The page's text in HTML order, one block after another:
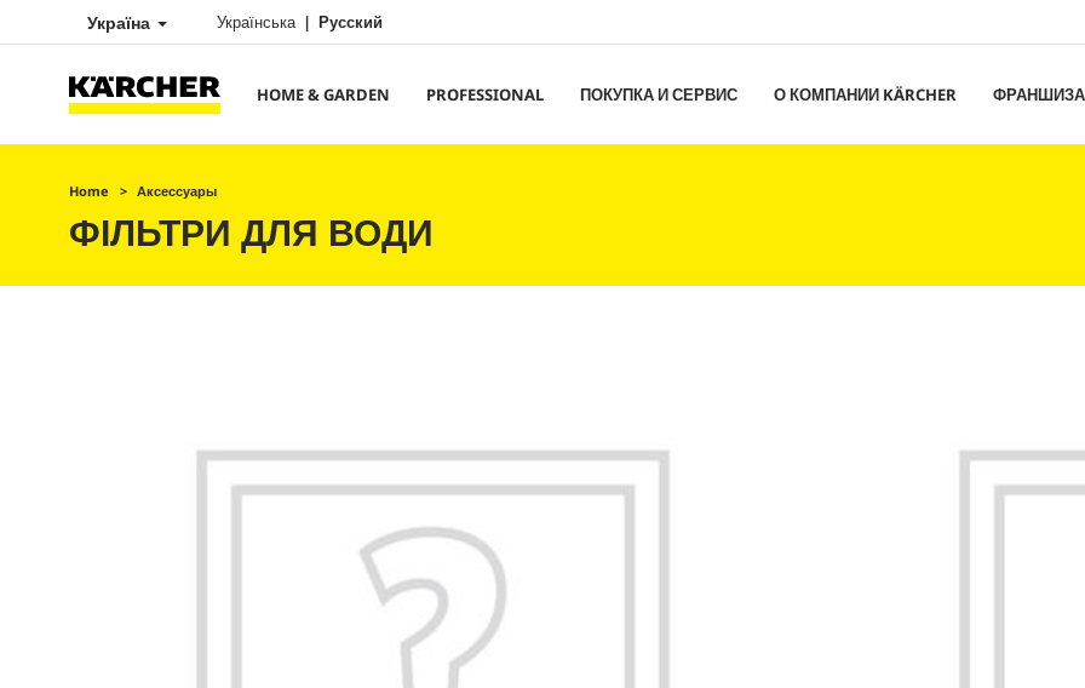
Україна Українська Русский
HOME & GARDEN PROFESSIONAL ПОКУПКА И СЕРВИС О КОМПАНИИ KÄRCHER ФРАНШИЗА
Home Аксессуары
ФІЛЬТРИ ДЛЯ ВОДИ